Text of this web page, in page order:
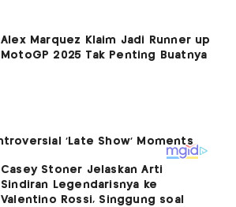
Alex Marquez Klaim Jadi Runner up
MotoGP 2025 Tak Penting Buatnya
Casey Stoner Jelaskan Arti
Sindiran Legendarisnya ke
Valentino Rossi, Singgung soal